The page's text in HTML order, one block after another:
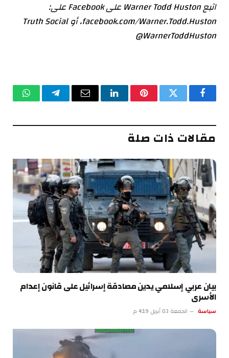
اتبع Warner Todd Huston على Facebook على:
facebook.com/Warner.Todd.Huston، أو Truth Social
@WarnerToddHuston
فيسبوكتويتر بينتيريستلينكدإنالبريد تيلقرام
مقالات ذات صلة
بيان عربي إسلامي يدين مصادقة إسرائيل على قانون إعدام
الأسرى
سياسة الجمعة 03 أبريل 4:19 م